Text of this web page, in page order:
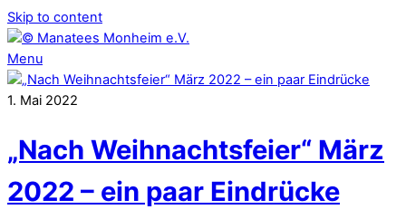
Skip to content
Menu
1. Mai 2022
„Nach Weihnachtsfeier“ März
2022 – ein paar Eindrücke